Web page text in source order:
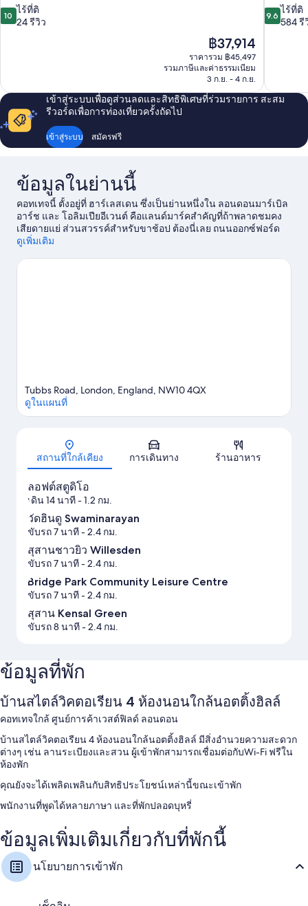
10.0
จาก
24
รีวิว
10 ไร้ที่ติ
24 รีวิว
ราคา
ปัจจุบัน
คือ
฿37,914
฿37,914
ราคารวม ฿45,497
รวมภาษีและค่าธรรมเนียม
3 ก.ย. - 4 ก.ย.
9.6
จาก
584
รีวิว
9.6 ไร้ที่ติ
584 รี
เข้าสู่ระบบเพื่อดูส่วนลดและสิทธิพิเศษที่ร่วมรายการ สะสม
รีวอร์ดเพื่อการท่องเที่ยวครั้งถัดไป
เข้าสู่ระบบ สมัครฟรี
ข้อมูลในย่านนี้
คอทเทจนี้ ตั้งอยู่ที่ ฮาร์เลสเดน ซึ่งเป็นย่านหนึ่งใน ลอนดอนมาร์เบิล
อาร์ช และ โอลิมเปียอีเวนต์ คือแลนด์มาร์คสำคัญที่ถ้าพลาดชมคง
เสียดายแย่ ส่วนสวรรค์สำหรับขาช้อป ต้องนี่เลย ถนนออกซ์ฟอร์ด
และ ศูนย์การค้าเวสต์ฟิลด์ ลอนดอน นักท่องเที่ยวไม่ควรพลาด
ด้วยประการทั้งปวง
ดูเพิ่มเติม
แผนที่
Tubbs Road, London, England, NW10 4QX
ดูในแผนที่
สถานที่ใกล้เคียง การเดินทาง ร้านอาหาร
ลอฟต์สตูดิโอ
เดิน 14 นาที- 1.2 กม.
วัดฮินดู Swaminarayan
ขับรถ 7 นาที- 2.4 กม.
สุสานชาวยิว Willesden
ขับรถ 7 นาที- 2.4 กม.
Bridge Park Community Leisure Centre
ขับรถ 7 นาที- 2.4 กม.
สุสาน Kensal Green
ขับรถ 8 นาที- 2.4 กม.
ข้อมูลที่พัก
บ้านสไตล์วิคตอเรียน 4 ห้องนอนใกล้นอตติ้งฮิลล์
คอทเทจใกล้ ศูนย์การค้าเวสต์ฟิลด์ ลอนดอน
บ้านสไตล์วิคตอเรียน 4 ห้องนอนใกล้นอตติ้งฮิลล์ มีสิ่งอำนวยความสะดวก
ต่างๆ เช่น ลานระเบียงและสวน ผู้เข้าพักสามารถเชื่อมต่อกับWi-Fi ฟรีใน
ห้องพัก
คุณยังจะได้เพลิดเพลินกับสิทธิประโยชน์เหล่านี้ขณะเข้าพัก
พนักงานที่พูดได้หลายภาษา และที่พักปลอดบุหรี่
สิ่งอำนวยความสะดวกในห้องพัก
ห้องพักทั้งหมดที่ บ้านสไตล์วิคตอเรียน 4 ห้องนอนใกล้นอตติ้งฮิลล์ มาพร้อม
ความสะดวกสบาย เช่น เครื่องนอนระดับพรีเมียม พร้อมด้วยสิ่งอำนวยความ
สะดวกอย่างบริการ Wi-Fi ฟรี
ข้อมูลเพิ่มเติมเกี่ยวกับที่พักนี้
นโยบายการเข้าพัก